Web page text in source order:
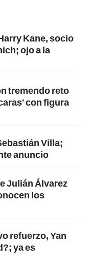
Kane, socio
ojo a la
tremendo reto
con figura
Villa;
anuncio
Julián Álvarez
los
refuerzo, Yan
ya es